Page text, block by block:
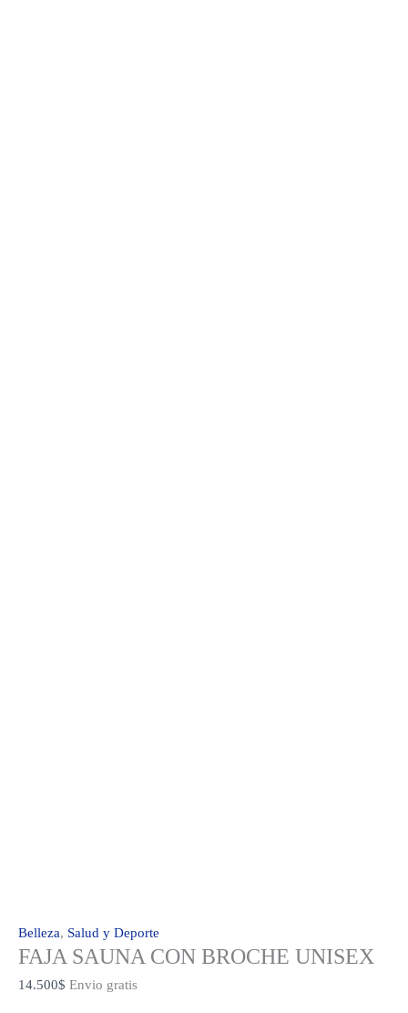
Belleza, Salud y Deporte
FAJA SAUNA CON BROCHE UNISEX
14.500$ Envio gratis